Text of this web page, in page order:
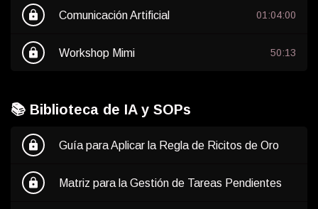
lock Comunicación Artificial 01:04:00
lock Workshop Mimi 50:13
📚 Biblioteca de IA y SOPs
lock Guía para Aplicar la Regla de Ricitos de Oro
lock Matriz para la Gestión de Tareas Pendientes